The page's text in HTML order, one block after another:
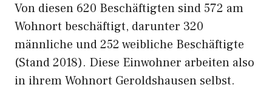
Von diesen 620 Beschäftigten sind 572 am
Wohnort beschäftigt, darunter 320
männliche und 252 weibliche Beschäftigte
(Stand 2018). Diese Einwohner arbeiten also
in ihrem Wohnort Geroldshausen selbst.